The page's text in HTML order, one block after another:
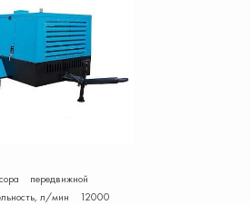
передвижной
л/мин 12000